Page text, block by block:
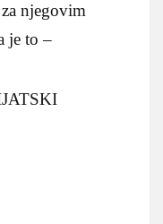
njegovim
je to –